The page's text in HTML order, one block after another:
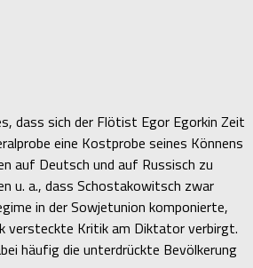
dass sich der Flötist Egor Egorkin Zeit
eine Kostprobe seines Könnens
auf Deutsch und auf Russisch zu
u. a., dass Schostakowitsch zwar
in der Sowjetunion komponierte,
versteckte Kritik am Diktator verbirgt.
häufig die unterdrückte Bevölkerung